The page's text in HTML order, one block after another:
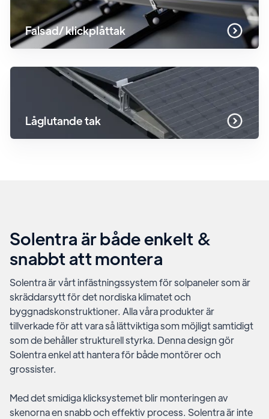
Falsad/ klickplåttak
Låglutande tak
Solentra är både enkelt &
snabbt att montera
Solentra är vårt infästningssystem för solpaneler som är
skräddarsytt för det nordiska klimatet och
byggnadskonstruktioner. Alla våra produkter är
tillverkade för att vara så lättviktiga som möjligt samtidigt
som de behåller strukturell styrka. Denna design gör
Solentra enkel att hantera för både montörer och
grossister.
Med det smidiga klicksystemet blir monteringen av
skenorna en snabb och effektiv process. Solentra är inte